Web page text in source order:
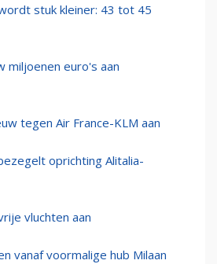
stuk kleiner: 43 tot 45
miljoenen euro's aan
tegen Air France-KLM aan
oprichting Alitalia-
vluchten aan
vanaf voormalige hub Milaan